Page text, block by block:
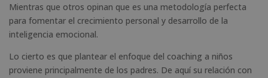
Mientras que otros opinan que es una metodología perfecta
para fomentar el crecimiento personal y desarrollo de la
inteligencia emocional.
Lo cierto es que plantear el enfoque del coaching a niños
proviene principalmente de los padres. De aquí su relación con